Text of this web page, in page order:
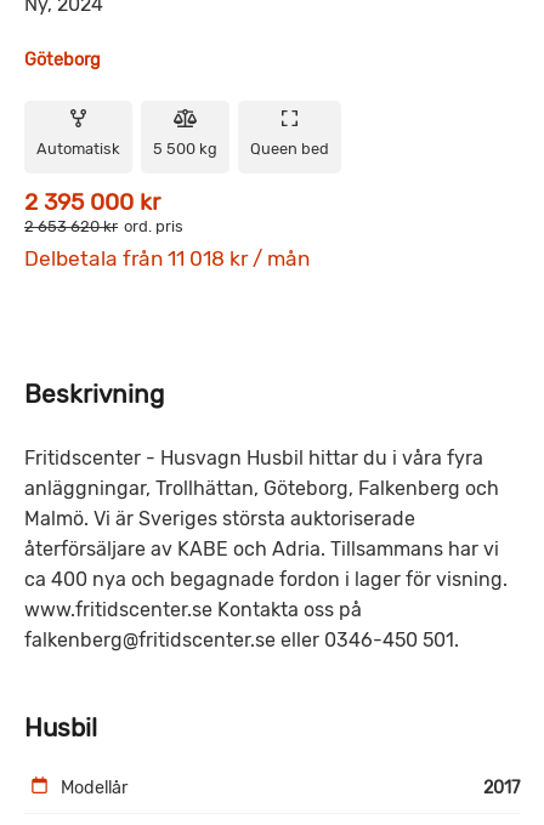
Göteborg
Automatisk 5 500 kg Queen bed
2 395 000 kr
2 653 620 kr ord. pris
Delbetala från 11 018 kr / mån
Beskrivning
Fritidscenter - Husvagn Husbil hittar du i våra fyra
anläggningar, Trollhättan, Göteborg, Falkenberg och
Malmö. Vi är Sveriges största auktoriserade
återförsäljare av KABE och Adria. Tillsammans har vi
ca 400 nya och begagnade fordon i lager för visning.
www.fritidscenter.se Kontakta oss på
falkenberg@fritidscenter.se eller 0346-450 501.
Husbil
Modellår 2017